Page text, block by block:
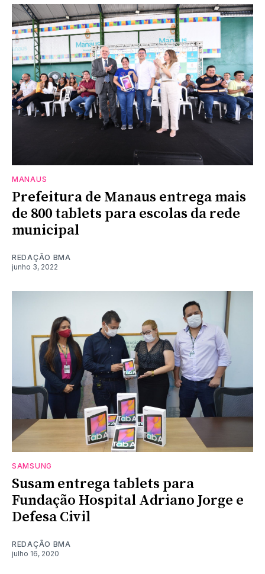
MANAUS
Prefeitura de Manaus entrega mais
de 800 tablets para escolas da rede
municipal
REDAÇÃO BMA
junho 3, 2022
SAMSUNG
Susam entrega tablets para
Fundação Hospital Adriano Jorge e
Defesa Civil
REDAÇÃO BMA
julho 16, 2020